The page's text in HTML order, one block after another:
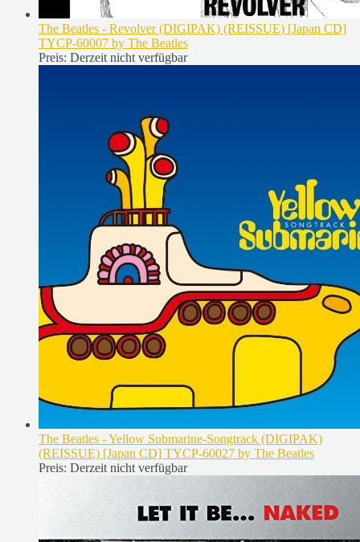
The Beatles - Revolver (DIGIPAK) (REISSUE) [Japan CD]
TYCP-60007 by The Beatles
Preis: Derzeit nicht verfügbar
The Beatles - Yellow Submarine-Songtrack (DIGIPAK)
(REISSUE) [Japan CD] TYCP-60027 by The Beatles
Preis: Derzeit nicht verfügbar